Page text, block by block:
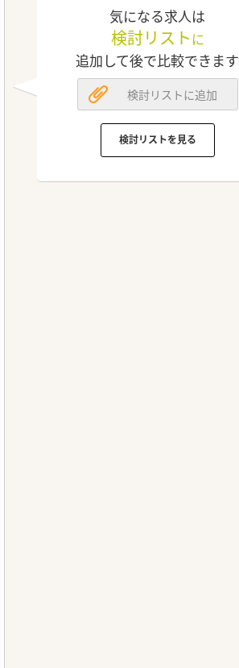
気になる求人は
検討リスト に
追加して後で比較できます
検討リストに追加
検討リストを見る